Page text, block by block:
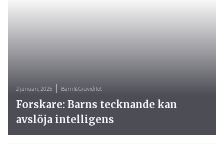
2 januari, 2025 Barn & Graviditet
Forskare: Barns tecknande kan
avslöja intelligens